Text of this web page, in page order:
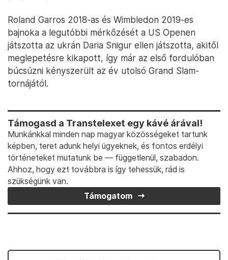
Roland Garros 2018-as és Wimbledon 2019-es
bajnoka a legutóbbi mérkőzését a US Openen
játszotta az ukrán Daria Snigur ellen játszotta, akitől
meglepetésre kikapott, így már az első fordulóban
búcsúzni kényszerült az év utolsó Grand Slam-
tornájától.
Támogasd a Transtelexet egy kávé árával!
Munkánkkal minden nap magyar közösségeket tartunk
képben, teret adunk helyi ügyeknek, és fontos erdélyi
történeteket mutatunk be — függetlenül, szabadon.
Ahhoz, hogy ezt továbbra is így tehessük, rád is
szükségünk van.
Támogatom